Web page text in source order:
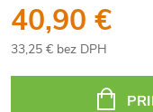
40,90 €
33,25 € bez DPH
cena: